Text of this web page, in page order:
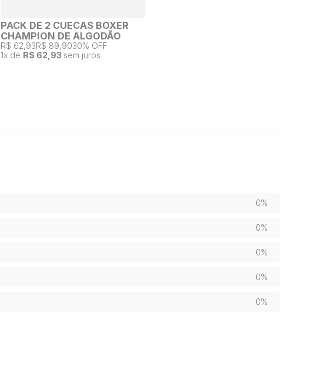
PACK DE 2 CUECAS BOXER
CHAMPION DE ALGODÃO
R$ 62,93R$ 89,9030% OFF
1x de R$ 62,93 sem juros
0%
0%
0%
0%
0%